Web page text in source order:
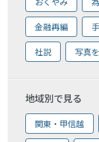
金融再編
社説 写真
地域別で見る
関東・甲信越